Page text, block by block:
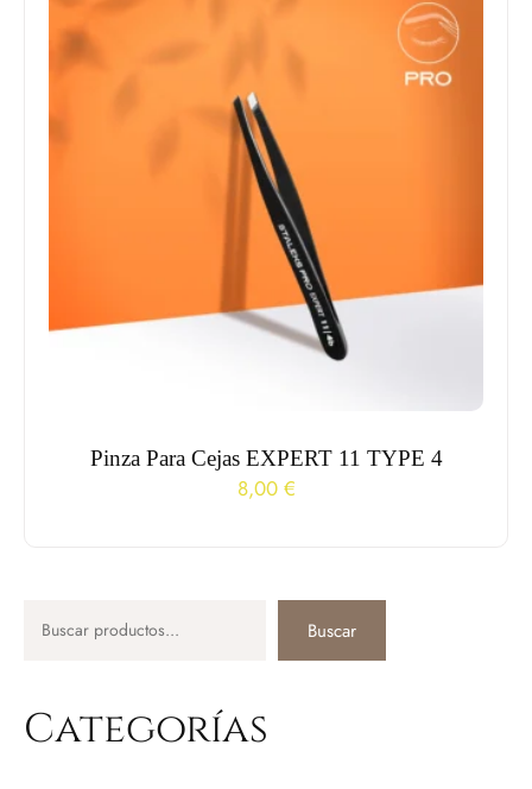
Pinza Para Cejas EXPERT 11 TYPE 4
8,00 €
Buscar
Categorías